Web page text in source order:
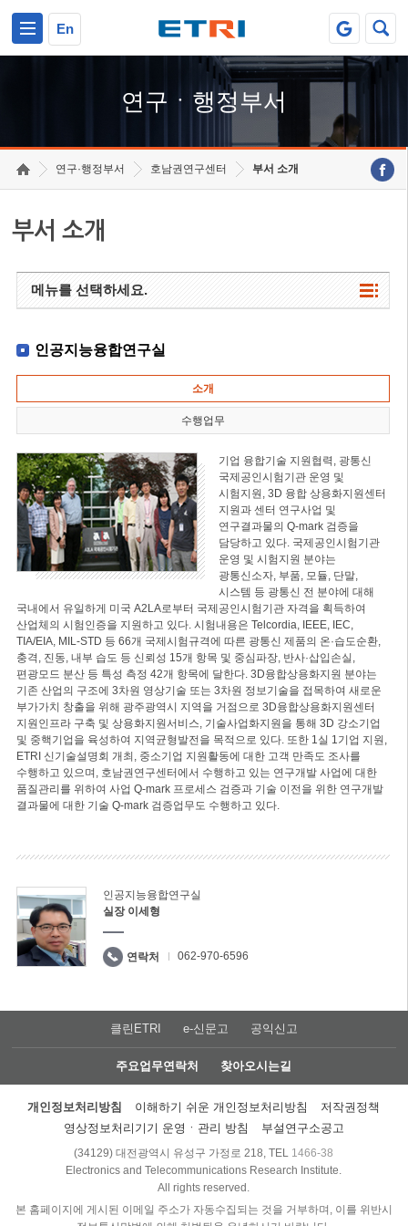
En
연구ㆍ행정부서
연구·행정부서 호남권연구센터 부서 소개
부서 소개
메뉴를 선택하세요.
인공지능융합연구실
소개
수행업무
기업 융합기술 지원협력, 광통신
국제공인시험기관 운영 및
시험지원, 3D 융합 상용화지원센터
지원과 센터 연구사업 및
연구결과물의 Q-mark 검증을
담당하고 있다. 국제공인시험기관
운영 및 시험지원 분야는
광통신소자, 부품, 모듈, 단말,
시스템 등 광통신 전 분야에 대해
국내에서 유일하게 미국 A2LA로부터 국제공인시험기관 자격을 획득하여
산업체의 시험인증을 지원하고 있다. 시험내용은 Telcordia, IEEE, IEC,
TIA/EIA, MIL-STD 등 66개 국제시험규격에 따른 광통신 제품의 온·습도순환,
충격, 진동, 내부 습도 등 신뢰성 15개 항목 및 중심파장, 반사·삽입손실,
편광모드 분산 등 특성 측정 42개 항목에 달한다. 3D융합상용화지원 분야는
기존 산업의 구조에 3차원 영상기술 또는 3차원 정보기술을 접목하여 새로운
부가가치 창출을 위해 광주광역시 지역을 거점으로 3D융합상용화지원센터
지원인프라 구축 및 상용화지원서비스, 기술사업화지원을 통해 3D 강소기업
및 중핵기업을 육성하여 지역균형발전을 목적으로 있다. 또한 1실 1기업 지원,
ETRI 신기술설명회 개최, 중소기업 지원활동에 대한 고객 만족도 조사를
수행하고 있으며, 호남권연구센터에서 수행하고 있는 연구개발 사업에 대한
품질관리를 위하여 사업 Q-mark 프로세스 검증과 기술 이전을 위한 연구개발
결과물에 대한 기술 Q-mark 검증업무도 수행하고 있다.
인공지능융합연구실
실장 이세형
연락처 062-970-6596
클린ETRI e-신문고 공익신고
주요업무연락처 찾아오시는길
개인정보처리방침 이해하기 쉬운 개인정보처리방침
저작권정책
영상정보처리기기 운영ㆍ관리 방침
부설연구소공고
(34129) 대전광역시 유성구 가정로 218, TEL 1466-38
Electronics and Telecommunications Research Institute.
All rights reserved.
본 홈페이지에 게시된 이메일 주소가 자동수집되는 것을 거부하며, 이를 위반시